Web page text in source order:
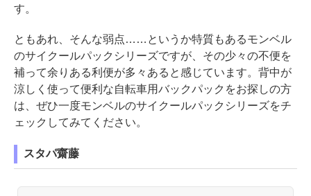
す。
ともあれ、そんな弱点……というか特質もあるモンベル
のサイクールパックシリーズですが、その少々の不便を
補って余りある利便が多々あると感じています。背中が
涼しく使って便利な自転車用バックパックをお探しの方
は、ぜひ一度モンベルのサイクールパックシリーズをチ
ェックしてみてください。
スタパ齋藤